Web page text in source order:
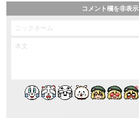
コメント欄を非表示